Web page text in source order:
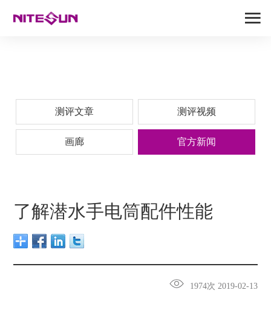
测评文章 测评视频
画廊 官方新闻
​了解潜水手电筒配件性能
1974次 2019-02-13